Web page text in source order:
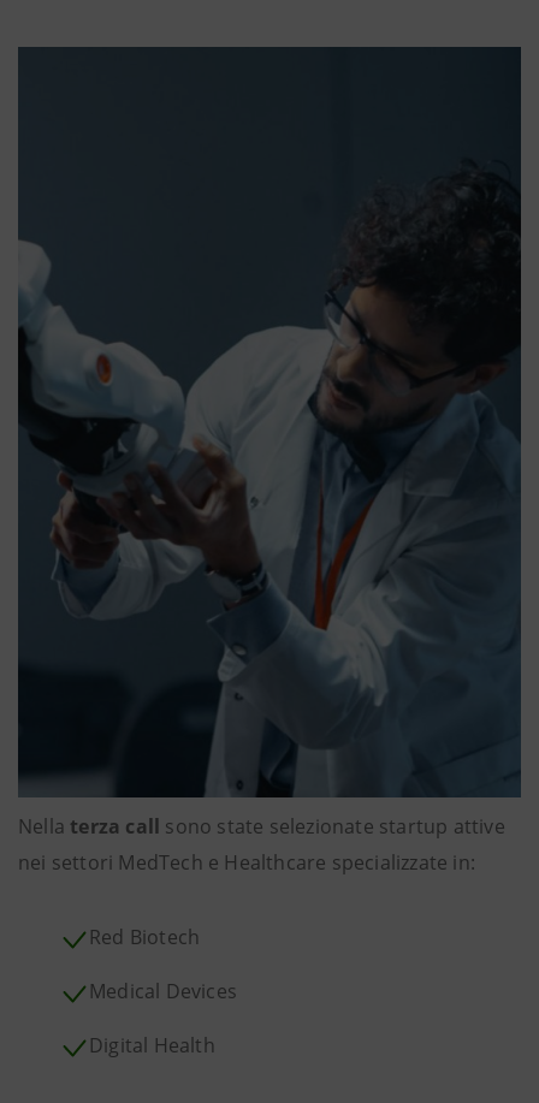
Nella terza call sono state selezionate startup attive
nei settori MedTech e Healthcare specializzate in:
Red Biotech
Medical Devices
Digital Health